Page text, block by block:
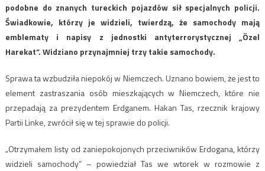
podobne do znanych tureckich pojazdów sił specjalnych policji.
Świadkowie, którzy je widzieli, twierdzą, że samochody mają
emblematy i napisy z jednostki antyterrorystycznej „Özel
Harekat”. Widziano przynajmniej trzy takie samochody.
Sprawa ta wzbudziła niepokój w Niemczech. Uznano bowiem, że jest to
element zastraszania osób mieszkających w Niemczech, które nie
przepadają za prezydentem Erdganem. Hakan Tas, rzecznik krajowy
Partii Linke, zwrócił się w tej sprawie do policji.
„Otrzymałem listy od zaniepokojonych przeciwników Erdogana, którzy
widzieli samochody” – powiedział Tas we wtorek w rozmowie z